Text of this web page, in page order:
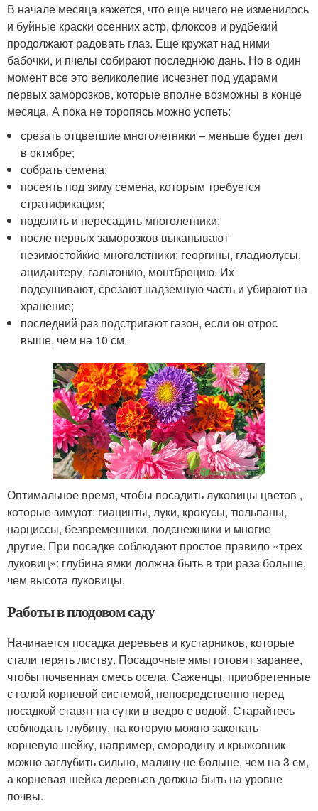
В начале месяца кажется, что еще ничего не изменилось
и буйные краски осенних астр, флоксов и рудбекий
продолжают радовать глаз. Еще кружат над ними
бабочки, и пчелы собирают последнюю дань. Но в один
момент все это великолепие исчезнет под ударами
первых заморозков, которые вполне возможны в конце
месяца. А пока не торопясь можно успеть:
срезать отцветшие многолетники – меньше будет дел
в октябре;
собрать семена;
посеять под зиму семена, которым требуется
стратификация;
поделить и пересадить многолетники;
после первых заморозков выкапывают
незимостойкие многолетники: георгины, гладиолусы,
ацидантеру, гальтонию, монтбрецию. Их
подсушивают, срезают надземную часть и убирают на
хранение;
последний раз подстригают газон, если он отрос
выше, чем на 10 см.
Оптимальное время, чтобы посадить луковицы цветов ,
которые зимуют: гиацинты, луки, крокусы, тюльпаны,
нарциссы, безвременники, подснежники и многие
другие. При посадке соблюдают простое правило «трех
луковиц»: глубина ямки должна быть в три раза больше,
чем высота луковицы.
Работы в плодовом саду
Начинается посадка деревьев и кустарников, которые
стали терять листву. Посадочные ямы готовят заранее,
чтобы почвенная смесь осела. Саженцы, приобретенные
с голой корневой системой, непосредственно перед
посадкой ставят на сутки в ведро с водой. Старайтесь
соблюдать глубину, на которую можно закопать
корневую шейку, например, смородину и крыжовник
можно заглубить сильно, малину не больше, чем на 3 см,
а корневая шейка деревьев должна быть на уровне
почвы.